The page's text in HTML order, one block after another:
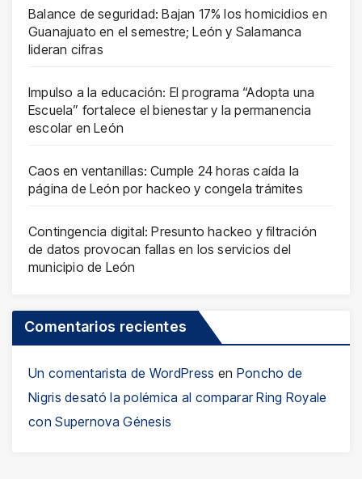
Balance de seguridad: Bajan 17% los homicidios en
Guanajuato en el semestre; León y Salamanca
lideran cifras
Impulso a la educación: El programa “Adopta una
Escuela” fortalece el bienestar y la permanencia
escolar en León
Caos en ventanillas: Cumple 24 horas caída la
página de León por hackeo y congela trámites
Contingencia digital: Presunto hackeo y filtración
de datos provocan fallas en los servicios del
municipio de León
Comentarios recientes
Un comentarista de WordPress en Poncho de
Nigris desató la polémica al comparar Ring Royale
con Supernova Génesis